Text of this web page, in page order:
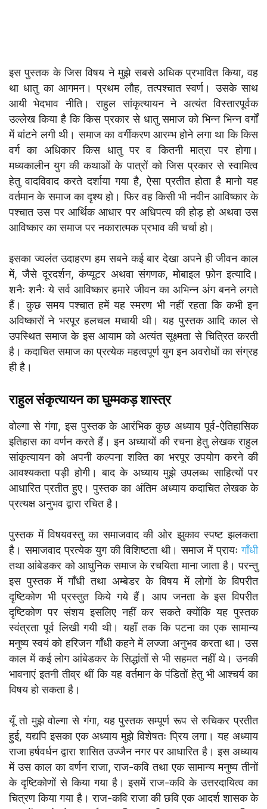
इस पुस्तक के जिस विषय ने मुझे सबसे अधिक प्रभावित किया, वह
था धातु का आगमन। प्रथम लौह, तत्पश्चात स्वर्ण। उसके साथ
आयी भेदभाव नीति। राहुल सांकृत्यायन ने अत्यंत विस्तारपूर्वक
उल्लेख किया है कि किस प्रकार से धातु समाज को भिन्न भिन्न वर्गों
में बांटने लगी थी। समाज का वर्गीकरण आरम्भ होने लगा था कि किस
वर्ग का अधिकार किस धातु पर व कितनी मात्रा पर होगा।
मध्यकालीन युग की कथाओं के पात्रों को जिस प्रकार से स्वामित्व
हेतु वादविवाद करते दर्शाया गया है, ऐसा प्रतीत होता है मानो यह
वर्तमान के समाज का दृश्य हो। फिर वह किसी भी नवीन आविष्कार के
पश्चात उस पर आर्थिक आधार पर अधिपत्य की होड़ हो अथवा उस
आविष्कार का समाज पर नकारात्मक प्रभाव की चर्चा हो।
इसका ज्वलंत उदाहरण हम सबने कई बार देखा अपने ही जीवन काल
में, जैसे दूरदर्शन, कंप्यूटर अथवा संगणक, मोबाइल फ़ोन इत्यादि।
शनैः शनैः ये सर्व आविष्कार हमारे जीवन का अभिन्न अंग बनने लगते
हैं। कुछ समय पश्चात हमें यह स्मरण भी नहीं रहता कि कभी इन
अविष्कारों ने भरपूर हलचल मचायी थी। यह पुस्तक आदि काल से
उपस्थित समाज के इस आयाम को अत्यंत सूक्ष्मता से चित्रित करती
है। कदाचित समाज का प्रत्येक महत्वपूर्ण युग इन अवरोधों का संग्रह
ही है।
राहुल संकृत्यायन काघुम्मकड़ शास्त्र
वोल्गा से गंगा, इस पुस्तक के आरंभिक कुछ अध्याय पूर्व-ऐतिहासिक
इतिहास का वर्णन करते हैं। इन अध्यायों की रचना हेतु लेखक राहुल
सांकृत्यायन को अपनी कल्पना शक्ति का भरपूर उपयोग करने की
आवश्यकता पड़ी होगी। बाद के अध्याय मुझे उपलब्ध साहित्यों पर
आधारित प्रतीत हुए। पुस्तक का अंतिम अध्याय कदाचित लेखक के
प्रत्यक्ष अनुभव द्वारा रचित है।
पुस्तक में विषयवस्तु का समाजवाद की ओर झुकाव स्पष्ट झलकता
है। समाजवाद प्रत्येक युग की विशिष्टता थी। समाज में प्रायःगाँधी
तथा आंबेडकर को आधुनिक समाज के रचयिता माना जाता है। परन्तु
इस पुस्तक में गाँधी तथा अम्बेडर के विषय में लोगों के विपरीत
दृष्टिकोण भी प्रस्तुत किये गये हैं। आप जनता के इस विपरीत
दृष्टिकोण पर संशय इसलिए नहीं कर सकते क्योंकि यह पुस्तक
स्वंत्रता पूर्व लिखी गयी थी। यहाँ तक कि पटना का एक सामान्य
मनुष्य स्वयं को हरिजन गाँधी कहने में लज्जा अनुभव करता था। उस
काल में कई लोग आंबेडकर के सिद्धांतों से भी सहमत नहीं थे। उनकी
भावनाएं इतनी तीव्र थीं कि यह वर्तमान के पंडितों हेतु भी आश्चर्य का
विषय हो सकता है।
यूँ तो मुझे वोल्गा से गंगा, यह पुस्तक सम्पूर्ण रूप से रुचिकर प्रतीत
हुई, यद्यपि इसका एक अध्याय मुझे विशेषतः प्रिय लगा। यह अध्याय
राजा हर्षवर्धन द्वारा शासित उज्जैन नगर पर आधारित है। इस अध्याय
में उस काल का वर्णन राजा, राज-कवि तथा एक सामान्य मनुष्य तीनों
के दृष्टिकोणों से किया गया है। इसमें राज-कवि के उत्तरदायित्व का
चित्रण किया गया है। राज-कवि राजा की छवि एक आदर्श शासक के